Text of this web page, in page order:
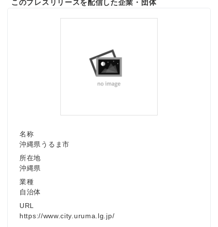
このプレスリリースを配信した企業・団体
名称
沖縄県うるま市
所在地
沖縄県
業種
自治体
URL
https://www.city.uruma.lg.jp/